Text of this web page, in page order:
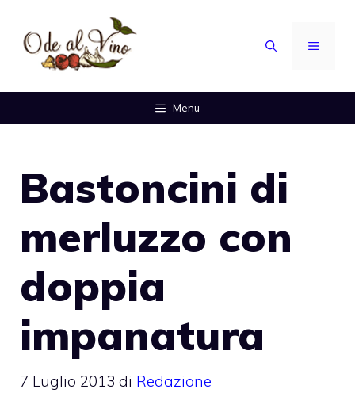
contenuto
MENU
Menu
Bastoncini di
merluzzo con
doppia
impanatura
7 Luglio 2013 di Redazione